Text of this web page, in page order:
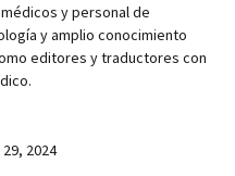
y personal de
y amplio conocimiento
editores y traductores con
2024